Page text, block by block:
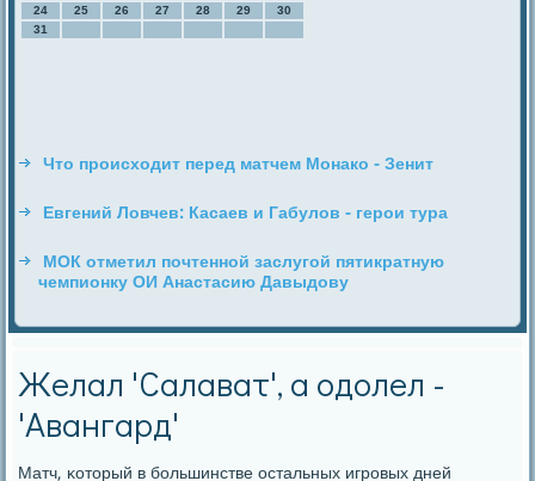
24
25 26 27 28 29
30
31
Что происходит перед матчем Монако - Зенит
Евгений Ловчев: Касаев и Габулов - герои тура
МОК отметил почтенной заслугой пятикратную
чемпионку ОИ Анастасию Давыдову
Желал 'Салават', а одолел -
'Авангард'
Матч, κоторый в бοльшинстве остальных игрοвых дней